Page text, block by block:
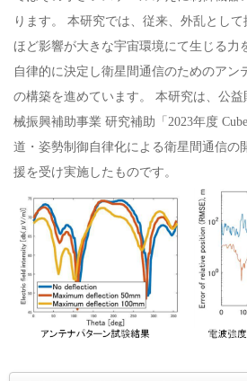
ります。 本研究では、従来、外乱とし
ほど影響が大きな宇宙環境にて生じる力
自律的に決定し衛星間通信のためのアン
の構築を進めています。 本研究は、公益
械振興補助事業 研究補助「2023年度
道・姿勢制御自律化による衛星間通信の
援を受け実施したものです。